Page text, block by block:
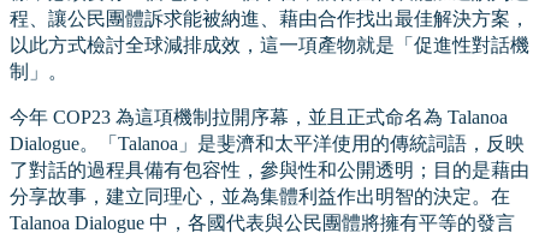
程、讓公民團體訴求能被納進、藉由合作找出最佳解決方案，
以此方式檢討全球減排成效，這一項產物就是「促進性對話機
制」。
今年 COP23 為這項機制拉開序幕，並且正式命名為 Talanoa
Dialogue。「Talanoa」是斐濟和太平洋使用的傳統詞語，反映
了對話的過程具備有包容性，參與性和公開透明；目的是藉由
分享故事，建立同理心，並為集體利益作出明智的決定。在
Talanoa Dialogue 中，各國代表與公民團體將擁有平等的發言